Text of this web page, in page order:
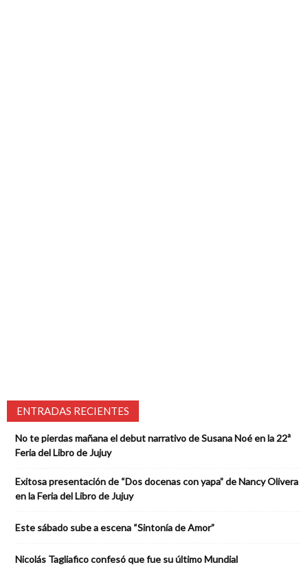
ENTRADAS RECIENTES
No te pierdas mañana el debut narrativo de Susana Noé en la 22ª
Feria del Libro de Jujuy
Exitosa presentación de “Dos docenas con yapa” de Nancy Olivera
en la Feria del Libro de Jujuy
Este sábado sube a escena “Sintonía de Amor”
Nicolás Tagliafico confesó que fue su último Mundial